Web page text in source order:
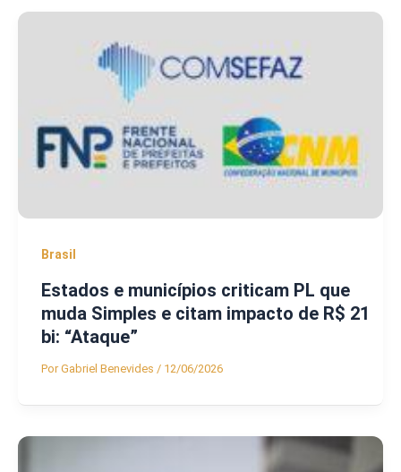
Brasil
Estados e municípios criticam PL que
muda Simples e citam impacto de R$ 21
bi: “Ataque”
PorGabriel Benevides / 12/06/2026